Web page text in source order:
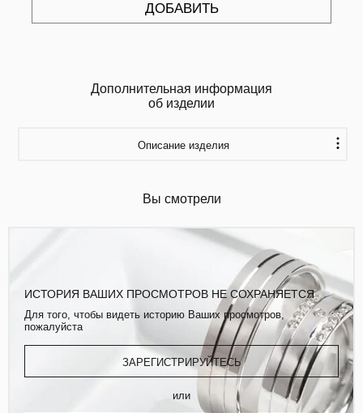
ДОБАВИТЬ
Дополнительная информация
об изделии
Описание изделия
Вы смотрели
ИСТОРИЯ ВАШИХ ПРОСМОТРОВ НЕ СОХРАНЯЕТСЯ
Для того, чтобы видеть историю Ваших просмотров,
пожалуйста
ЗАРЕГИСТРИРУЙТЕСЬ
или